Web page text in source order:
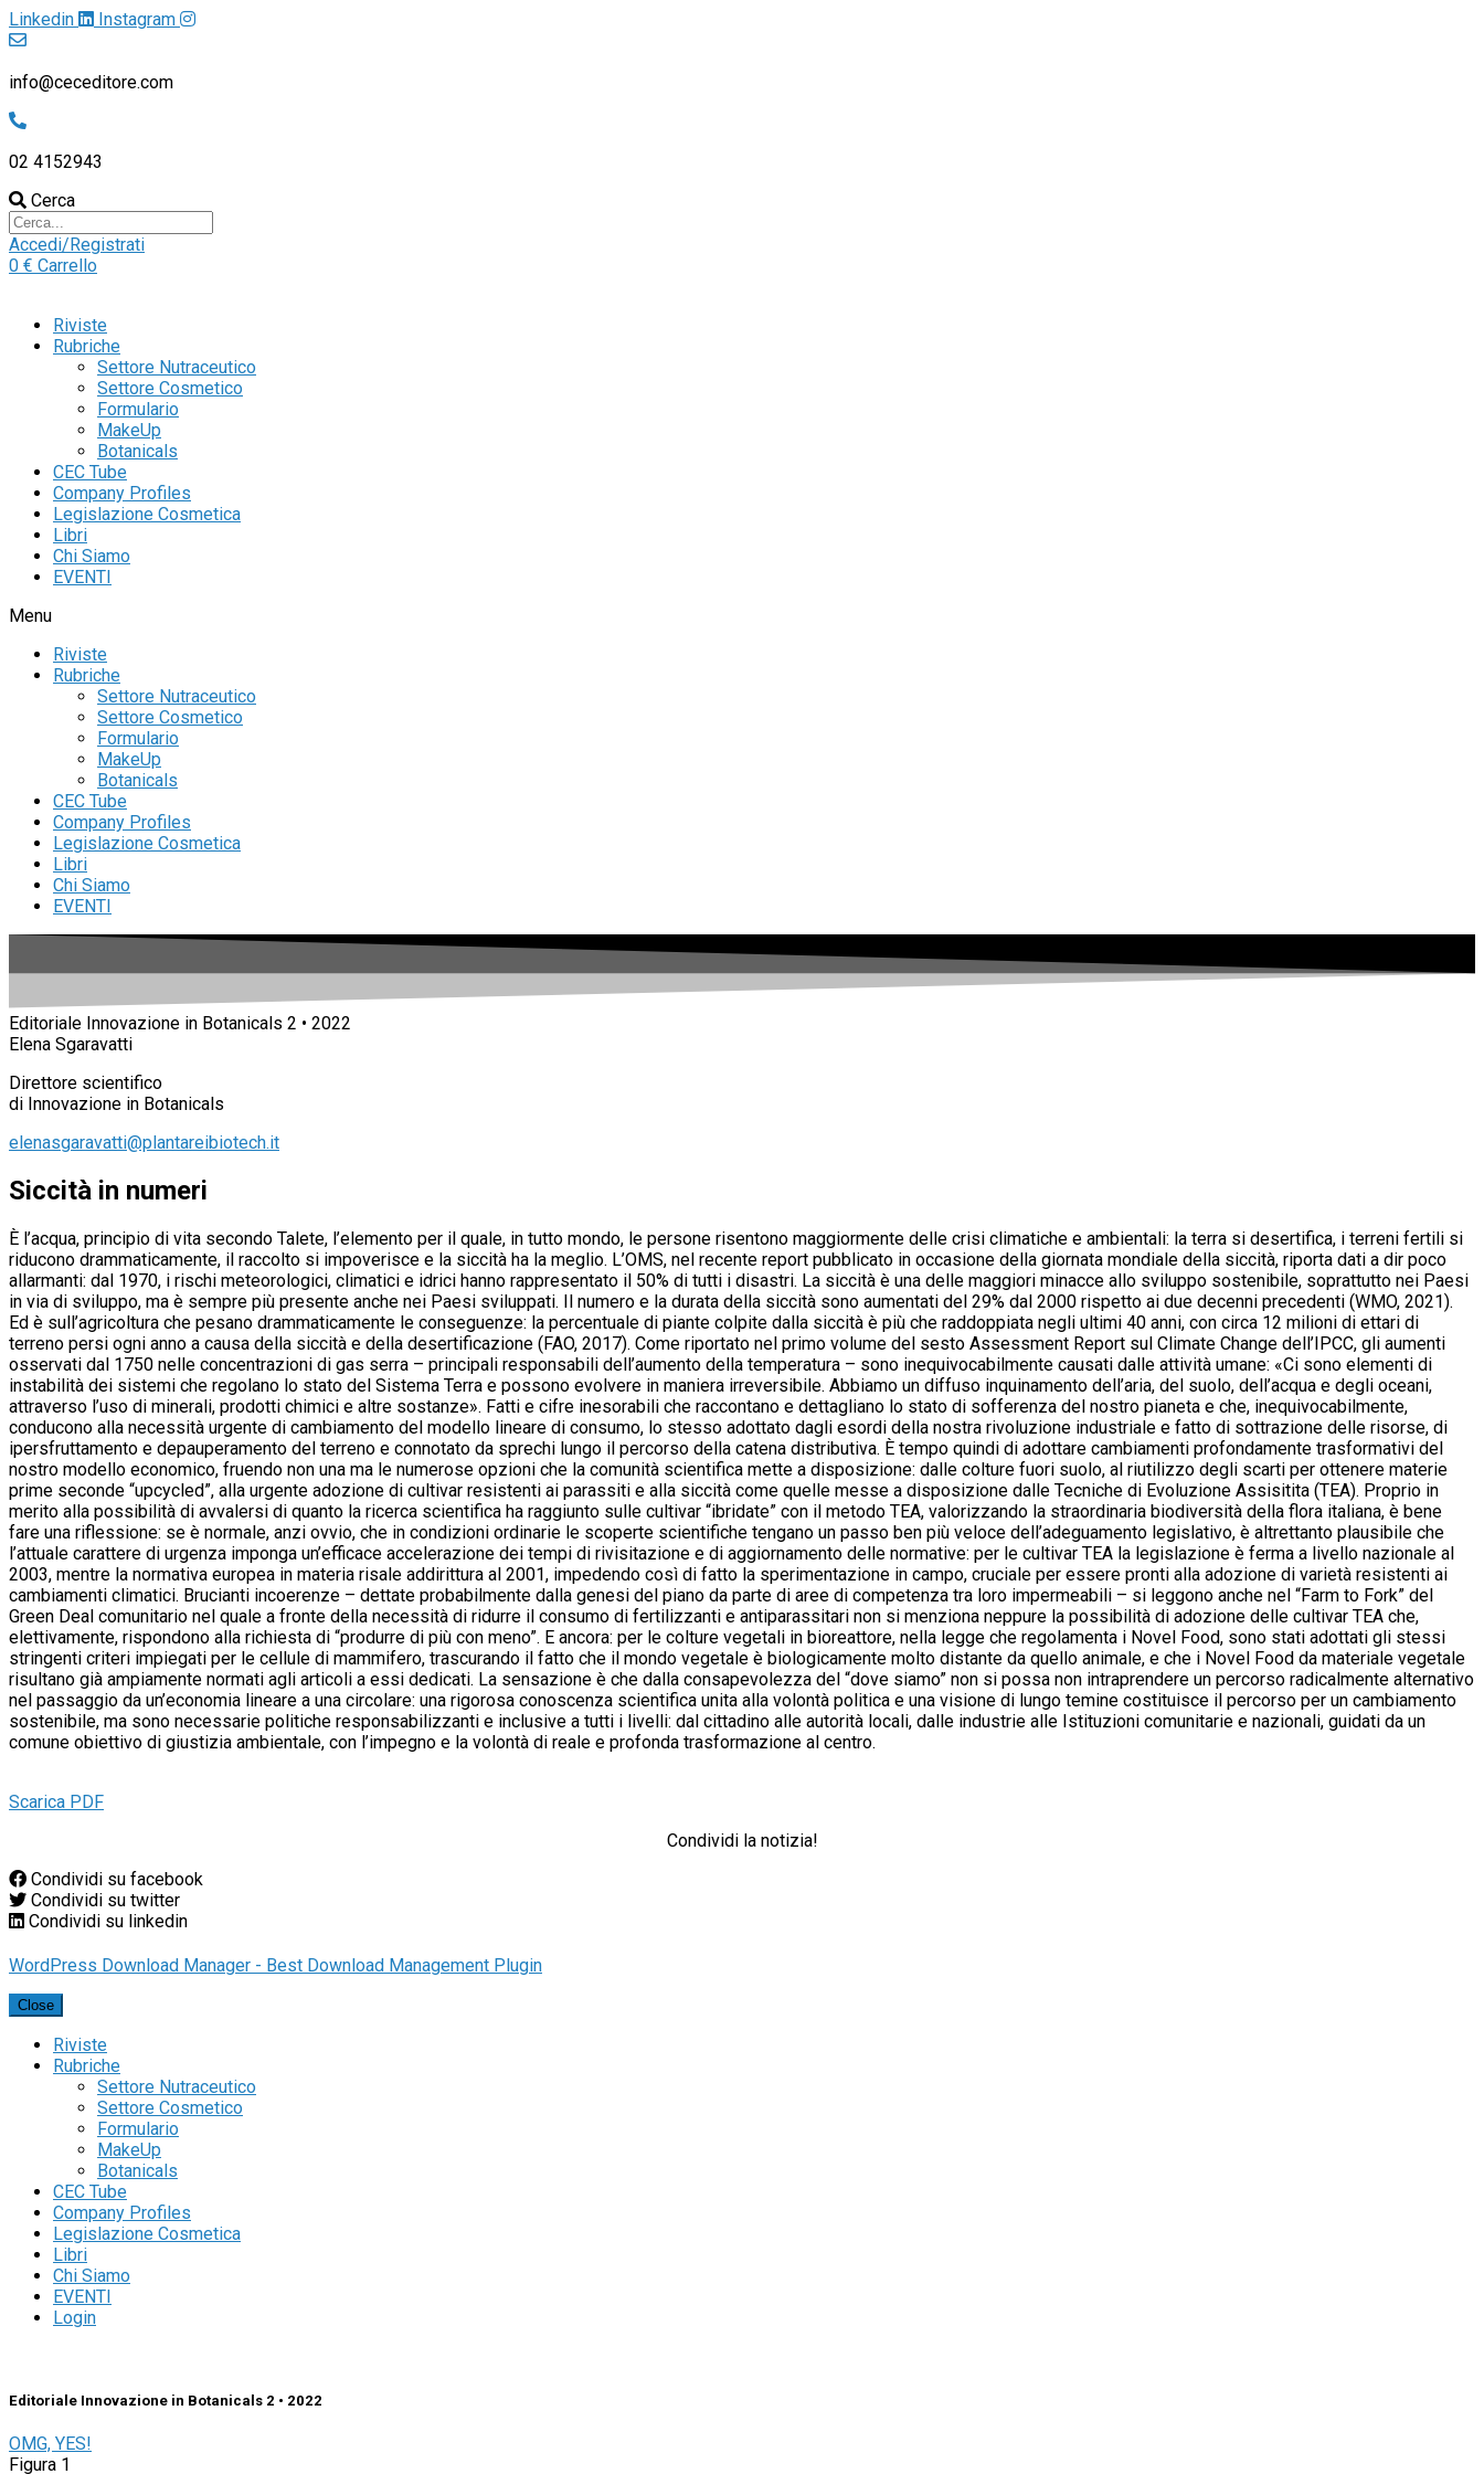
Linkedin Instagram
info@ceceditore.com
02 4152943
Cerca
Accedi/Registrati
0 € Carrello
Riviste
Rubriche
Settore Nutraceutico
Settore Cosmetico
Formulario
MakeUp
Botanicals
CEC Tube
Company Profiles
Legislazione Cosmetica
Libri
Chi Siamo
EVENTI
Menu
Riviste
Rubriche
Settore Nutraceutico
Settore Cosmetico
Formulario
MakeUp
Botanicals
CEC Tube
Company Profiles
Legislazione Cosmetica
Libri
Chi Siamo
EVENTI
Editoriale Innovazione in Botanicals 2 • 2022
Elena Sgaravatti
Direttore scientifico
di Innovazione in Botanicals
elenasgaravatti@plantareibiotech.it
Siccità in numeri
È l’acqua, principio di vita secondo Talete, l’elemento per il quale, in tutto mondo, le persone risentono maggiormente delle crisi climatiche e ambientali: la terra si desertifica, i terreni fertili si
riducono drammaticamente, il raccolto si impoverisce e la siccità ha la meglio. L’OMS, nel recente report pubblicato in occasione della giornata mondiale della siccità, riporta dati a dir poco
allarmanti: dal 1970, i rischi meteorologici, climatici e idrici hanno rappresentato il 50% di tutti i disastri. La siccità è una delle maggiori minacce allo sviluppo sostenibile, soprattutto nei Paesi
in via di sviluppo, ma è sempre più presente anche nei Paesi sviluppati. Il numero e la durata della siccità sono aumentati del 29% dal 2000 rispetto ai due decenni precedenti (WMO, 2021).
Ed è sull’agricoltura che pesano drammaticamente le conseguenze: la percentuale di piante colpite dalla siccità è più che raddoppiata negli ultimi 40 anni, con circa 12 milioni di ettari di
terreno persi ogni anno a causa della siccità e della desertificazione (FAO, 2017). Come riportato nel primo volume del sesto Assessment Report sul Climate Change dell’IPCC, gli aumenti
osservati dal 1750 nelle concentrazioni di gas serra – principali responsabili dell’aumento della temperatura – sono inequivocabilmente causati dalle attività umane: «Ci sono elementi di
instabilità dei sistemi che regolano lo stato del Sistema Terra e possono evolvere in maniera irreversibile. Abbiamo un diffuso inquinamento dell’aria, del suolo, dell’acqua e degli oceani,
attraverso l’uso di minerali, prodotti chimici e altre sostanze». Fatti e cifre inesorabili che raccontano e dettagliano lo stato di sofferenza del nostro pianeta e che, inequivocabilmente,
conducono alla necessità urgente di cambiamento del modello lineare di consumo, lo stesso adottato dagli esordi della nostra rivoluzione industriale e fatto di sottrazione delle risorse, di
ipersfruttamento e depauperamento del terreno e connotato da sprechi lungo il percorso della catena distributiva. È tempo quindi di adottare cambiamenti profondamente trasformativi del
nostro modello economico, fruendo non una ma le numerose opzioni che la comunità scientifica mette a disposizione: dalle colture fuori suolo, al riutilizzo degli scarti per ottenere materie
prime seconde “upcycled”, alla urgente adozione di cultivar resistenti ai parassiti e alla siccità come quelle messe a disposizione dalle Tecniche di Evoluzione Assisitita (TEA). Proprio in
merito alla possibilità di avvalersi di quanto la ricerca scientifica ha raggiunto sulle cultivar “ibridate” con il metodo TEA, valorizzando la straordinaria biodiversità della flora italiana, è bene
fare una riflessione: se è normale, anzi ovvio, che in condizioni ordinarie le scoperte scientifiche tengano un passo ben più veloce dell’adeguamento legislativo, è altrettanto plausibile che
l’attuale carattere di urgenza imponga un’efficace accelerazione dei tempi di rivisitazione e di aggiornamento delle normative: per le cultivar TEA la legislazione è ferma a livello nazionale al
2003, mentre la normativa europea in materia risale addirittura al 2001, impedendo così di fatto la sperimentazione in campo, cruciale per essere pronti alla adozione di varietà resistenti ai
cambiamenti climatici. Brucianti incoerenze – dettate probabilmente dalla genesi del piano da parte di aree di competenza tra loro impermeabili – si leggono anche nel “Farm to Fork” del
Green Deal comunitario nel quale a fronte della necessità di ridurre il consumo di fertilizzanti e antiparassitari non si menziona neppure la possibilità di adozione delle cultivar TEA che,
elettivamente, rispondono alla richiesta di “produrre di più con meno”. E ancora: per le colture vegetali in bioreattore, nella legge che regolamenta i Novel Food, sono stati adottati gli stessi
stringenti criteri impiegati per le cellule di mammifero, trascurando il fatto che il mondo vegetale è biologicamente molto distante da quello animale, e che i Novel Food da materiale vegetale
risultano già ampiamente normati agli articoli a essi dedicati. La sensazione è che dalla consapevolezza del “dove siamo” non si possa non intraprendere un percorso radicalmente alternativo
nel passaggio da un’economia lineare a una circolare: una rigorosa conoscenza scientifica unita alla volontà politica e una visione di lungo temine costituisce il percorso per un cambiamento
sostenibile, ma sono necessarie politiche responsabilizzanti e inclusive a tutti i livelli: dal cittadino alle autorità locali, dalle industrie alle Istituzioni comunitarie e nazionali, guidati da un
comune obiettivo di giustizia ambientale, con l’impegno e la volontà di reale e profonda trasformazione al centro.
Scarica PDF
Condividi la notizia!
Condividi su facebook
Condividi su twitter
Condividi su linkedin
WordPress Download Manager - Best Download Management Plugin
Close
Riviste
Rubriche
Settore Nutraceutico
Settore Cosmetico
Formulario
MakeUp
Botanicals
CEC Tube
Company Profiles
Legislazione Cosmetica
Libri
Chi Siamo
EVENTI
Login
Editoriale Innovazione in Botanicals 2 • 2022
OMG, YES!
Figura 1